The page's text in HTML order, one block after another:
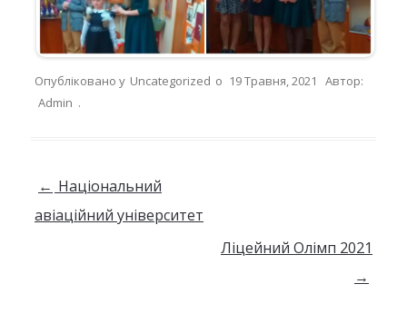
Опубліковано у Uncategorized о 19 Травня, 2021
Автор:
Admin .
Навігація по запису
← Національний
авіаційний університет
Ліцейний Олімп 2021
→